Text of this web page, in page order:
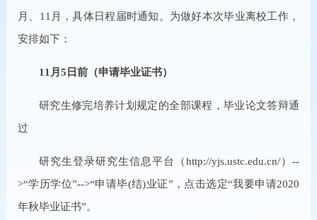
月、11月，具体日程届时通知。为做好本次毕业离校工作，
安排如下：
11月5日前（申请毕业证书）
研究生修完培养计划规定的全部课程，毕业论文答辩通
过
研究生登录研究生信息平台（http://yjs.ustc.edu.cn/）--
>“学历学位”-->“申请毕(结)业证”，点击选定“我要申请2020
年秋毕业证书”。